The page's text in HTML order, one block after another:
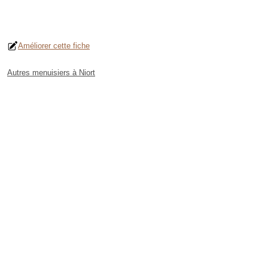
Améliorer cette fiche
Autres menuisiers à Niort